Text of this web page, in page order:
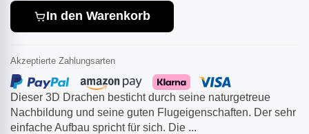
Dieser 3D Drachen besticht durch seine naturgetreue
Nachbildung und seine guten Flugeigenschaften. Der sehr
einfache Aufbau spricht für sich. Die ...
In den Warenkorb
Akzeptierte Zahlungsarten